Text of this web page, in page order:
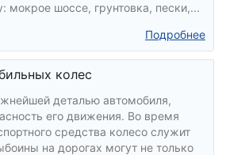
мокрое шоссе, грунтовка, пески,...
Подробнее
колес
деталью автомобиля,
его движения. Во время
средства колесо служит
на дорогах могут не только